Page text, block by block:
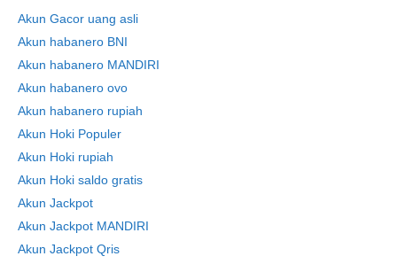
Akun Gacor uang asli
Akun habanero BNI
Akun habanero MANDIRI
Akun habanero ovo
Akun habanero rupiah
Akun Hoki Populer
Akun Hoki rupiah
Akun Hoki saldo gratis
Akun Jackpot
Akun Jackpot MANDIRI
Akun Jackpot Qris